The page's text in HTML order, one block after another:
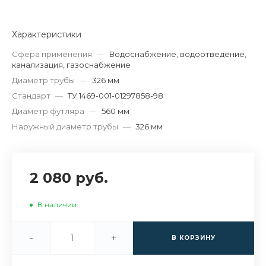
Характеристики
Сфера применения — Водоснабжение, водоотведение,
канализация, газоснабжение
Диаметр трубы — 326 мм
Стандарт — ТУ 1469-001-01297858-98
Диаметр футляра — 560 мм
Наружный диаметр трубы — 326 мм
2 080 руб.
В наличии
- + В КОРЗИНУ